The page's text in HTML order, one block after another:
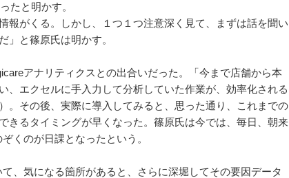
たと明かす。
がくる。しかし、１つ１つ注意深く見て、まずは話を聞い
」と篠原氏は明かす。
アナリティクスとの出合いだった。「今まで店舗から本
、エクセルに手入力して分析していた作業が、効率化される
。その後、実際に導入してみると、思った通り、これまでの
きるタイミングが早くなった。篠原氏は今では、毎日、朝来
くのが日課となったという。
、気になる箇所があると、さらに深堀してその要因データ